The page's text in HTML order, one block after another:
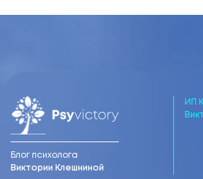
Блог психолога
Виктории Клешниной
ИП